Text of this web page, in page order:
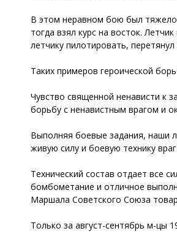
В этом неравном бою был
тогда взял курс на восток.
летчику пилотировать,
Таких примеров героической
Чувство священной ненависти к
борьбу с ненавистным врагом и
Выполняя боевые задания, наши
живую силу и боевую технику
Технический состав отдает все
бомбометание и отличное
Маршала Советского Союза
Только за август-сентябрь м-цы